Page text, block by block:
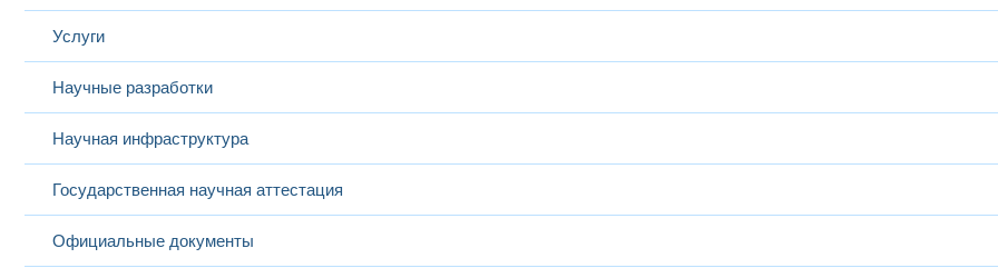
Услуги
Научные разработки
Научная инфраструктура
Государственная научная аттестация
Официальные документы